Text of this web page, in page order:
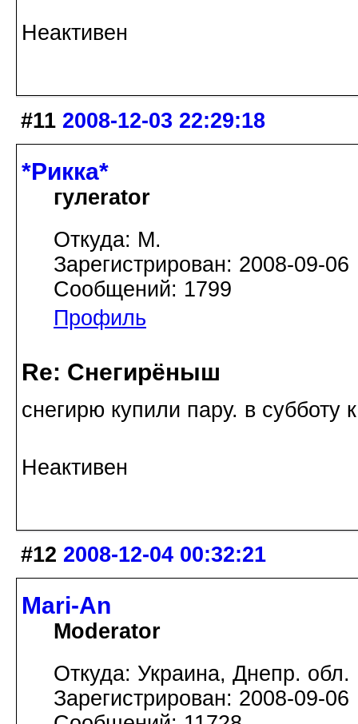
Неактивен
#11 2008-12-03 22:29:18
*Рикка*
гулеrator
Откуда: М.
Зарегистрирован: 2008-09-06
Сообщений: 1799
Профиль
Re: Снегирёныш
снегирю купили пару. в субботу
Неактивен
#12 2008-12-04 00:32:21
Mari-An
Moderator
Откуда: Украина, Днепр. обл.
Зарегистрирован: 2008-09-06